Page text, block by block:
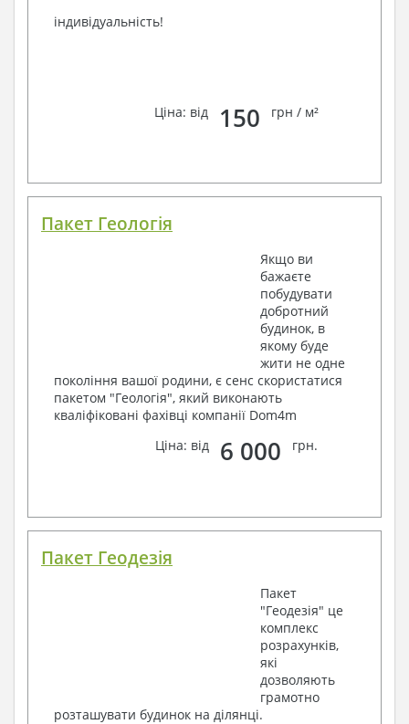
індивідуальність!
Ціна: від 150 грн / м²
Пакет Геологія
Якщо ви
бажаєте
побудувати
добротний
будинок, в
якому буде
жити не одне
покоління вашої родини, є сенс скористатися
пакетом "Геологія", який виконають
кваліфіковані фахівці компанії Dom4m
Ціна: від
6 000 грн.
Пакет Геодезія
Пакет
"Геодезія" це
комплекс
розрахунків,
які
дозволяють
грамотно
розташувати будинок на ділянці.